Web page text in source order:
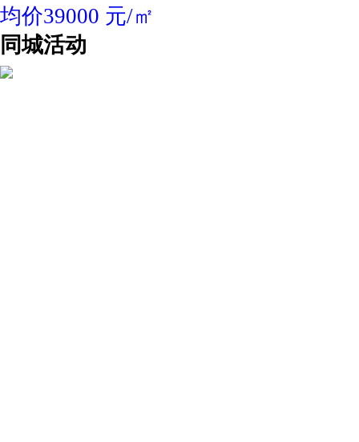
均价39000 元/㎡
同城活动